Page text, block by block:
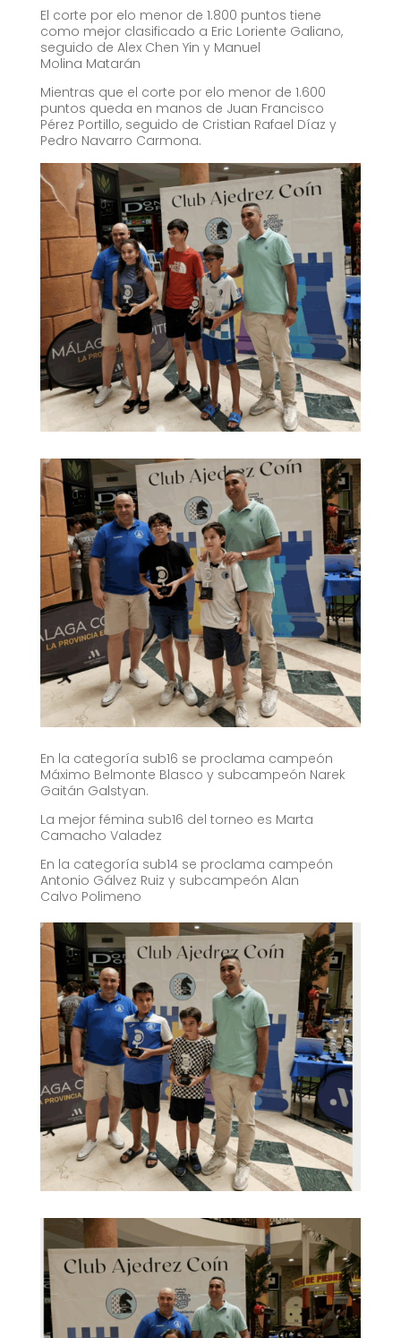
El corte por elo menor de 1.800 puntos tiene
como mejor clasificado a Eric Loriente Galiano,
seguido de Alex Chen Yin y Manuel
Molina Matarán
Mientras que el corte por elo menor de 1.600
puntos queda en manos de Juan Francisco
Pérez Portillo, seguido de Cristian Rafael Díaz y
Pedro Navarro Carmona.
En la categoría sub16 se proclama campeón
Máximo Belmonte Blasco y subcampeón Narek
Gaitán Galstyan.
La mejor fémina sub16 del torneo es Marta
Camacho Valadez
En la categoría sub14 se proclama campeón
Antonio Gálvez Ruiz y subcampeón Alan
Calvo Polimeno